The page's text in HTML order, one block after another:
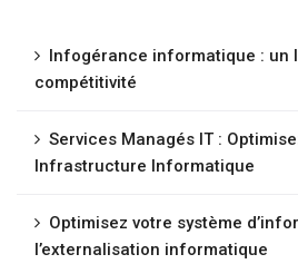
Infogérance informatique : un
compétitivité
Services Managés IT :
Infrastructure Informatique
Optimisez votre système
l’externalisation informatique